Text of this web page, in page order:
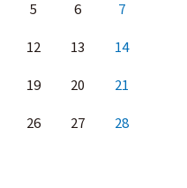
5 6 7
12 13 14
19 20 21
26 27 28